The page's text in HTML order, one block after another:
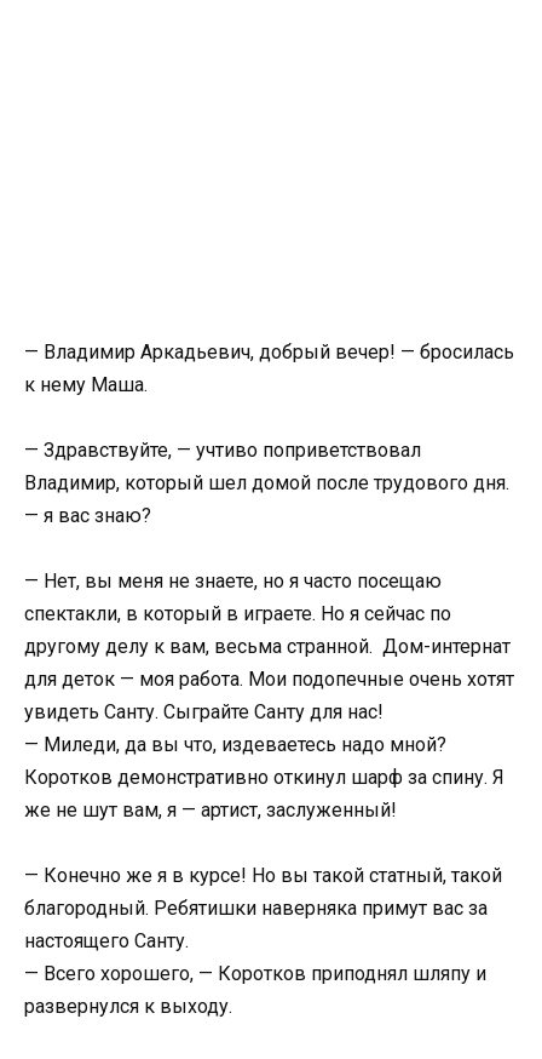
— Владимир Аркадьевич, добрый вечер! — бросилась
к нему Маша.
— Здравствуйте, — учтиво поприветствовал
Владимир, который шел домой после трудового дня.
— я вас знаю?
— Нет, вы меня не знаете, но я часто посещаю
спектакли, в который в играете. Но я сейчас по
другому делу к вам, весьма странной. Дом-интернат
для деток — моя работа. Мои подопечные очень хотят
увидеть Санту. Сыграйте Санту для нас!
— Миледи, да вы что, издеваетесь надо мной?
Коротков демонстративно откинул шарф за спину. Я
же не шут вам, я — артист, заслуженный!
— Конечно же я в курсе! Но вы такой статный, такой
благородный. Ребятишки наверняка примут вас за
настоящего Санту.
— Всего хорошего, — Коротков приподнял шляпу и
развернулся к выходу.